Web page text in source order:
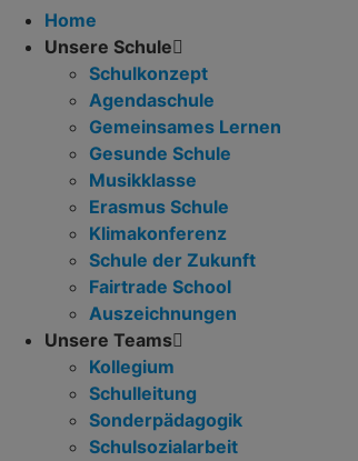
Home
Unsere Schule
Schulkonzept
Agendaschule
Gemeinsames Lernen
Gesunde Schule
Musikklasse
Erasmus Schule
Klimakonferenz
Schule der Zukunft
Fairtrade School
Auszeichnungen
Unsere Teams
Kollegium
Schulleitung
Sonderpädagogik
Schulsozialarbeit